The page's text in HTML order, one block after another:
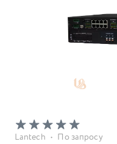
Lantech • По запросу